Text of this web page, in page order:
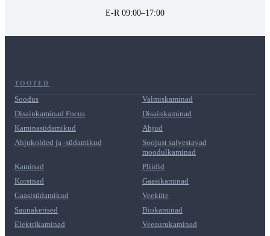
E-R 09:00–17:00
TOOTED
Soodus
Valmiskaminad
Disainkaminad Focus
Disainkaminad
Kaminasüdamikud
Ahjud
Ahjukolded ja -südamikud
Soojust salvestavad
moodulkaminad
Kaminad
Pliidid
Korstnad
Gaasikaminad
Gaasisüdamikud
Veeküte
Saunakerised
Biokaminad
Elektrikaminad
Veeaurukaminad